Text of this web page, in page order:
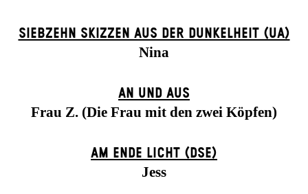
SIEBZEHN SKIZZEN AUS DER DUNKELHEIT (UA)
Nina
AN UND AUS
Frau Z. (Die Frau mit den zwei Köpfen)
AM ENDE LICHT (DSE)
Jess